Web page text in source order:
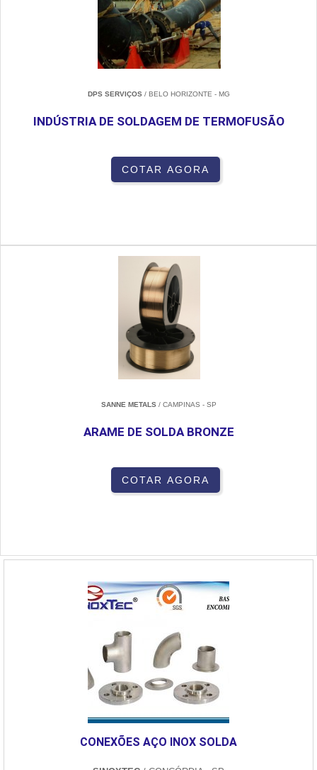
DPS SERVIÇOS/ BELO HORIZONTE - MG
INDÚSTRIA DE SOLDAGEM DE TERMOFUSÃO
COTAR AGORA
SANNE METALS/ CAMPINAS - SP
ARAME DE SOLDA BRONZE
COTAR AGORA
CONEXÕES AÇO INOX SOLDA